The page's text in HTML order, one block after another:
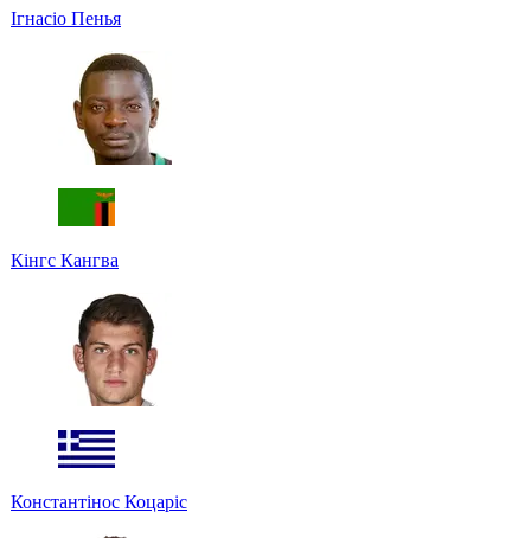
Ігнасіо Пенья
Кінгс Кангва
Константінос Коцаріс